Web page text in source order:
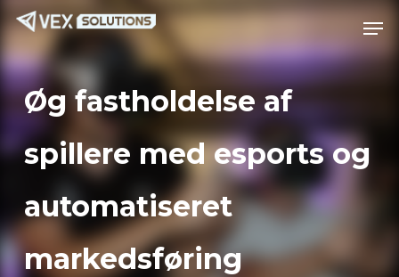
Spring
hovedindhold
Øg fastholdelse af
spillere med esports og
automatiseret
markedsføring
Menu